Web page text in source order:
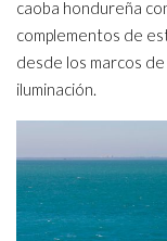
caoba hondureña
complementos de
desde los marcos
iluminación.